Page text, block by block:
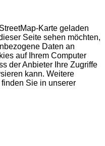
Karte geladen
Seite sehen möchten,
Daten an
auf Ihrem Computer
der Anbieter Ihre Zugriffe
kann. Weitere
finden Sie in unserer